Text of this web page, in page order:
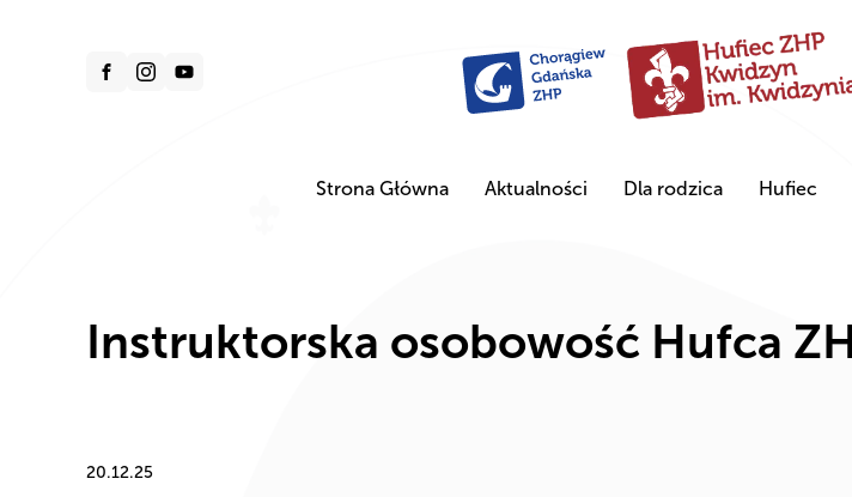
Strona Główna Aktualności Dla rodzica Hufiec
Instruktorska osobowość Hufca
20.12.25